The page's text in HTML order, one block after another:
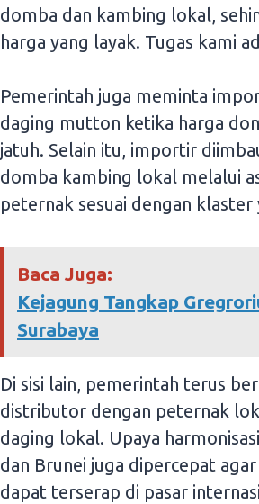
domba dan kambing lokal,
harga yang layak. Tugas kami
Pemerintah juga meminta
daging mutton ketika harga
jatuh. Selain itu, importir
domba kambing lokal melalui
peternak sesuai dengan
Baca Juga:
Kejagung Tangkap
Surabaya
Di sisi lain, pemerintah terus
distributor dengan peternak
daging lokal. Upaya
dan Brunei juga dipercepat
dapat terserap di pasar